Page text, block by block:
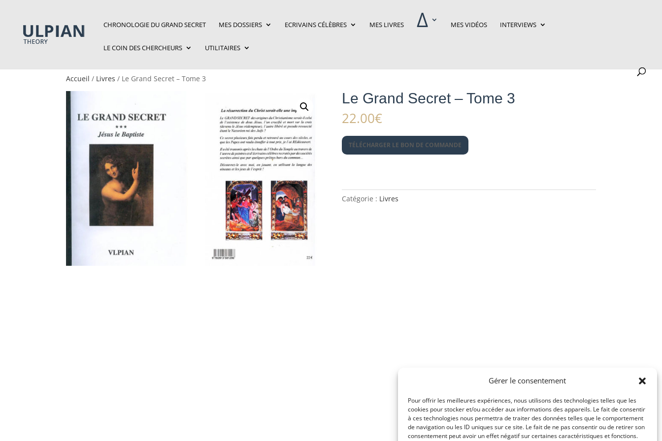
Gérer le consentement
Pour offrir les meilleures expériences, nous utilisons des technologies telles que les
cookies pour stocker et/ou accéder aux informations des appareils. Le fait de consentir
à ces technologies nous permettra de traiter des données telles que le comportement
de navigation ou les ID uniques sur ce site. Le fait de ne pas consentir ou de retirer son
consentement peut avoir un effet négatif sur certaines caractéristiques et fonctions.
CHRONOLOGIE DU GRAND SECRET MES DOSSIERS ECRIVAINS CÉLÈBRES MES LIVRES ‎Δ MES VIDÉOS INTERVIEWS
LE COIN DES CHERCHEURS UTILITAIRES
Accueil / Livres / Le Grand Secret – Tome 3
Le Grand Secret – Tome 3
22.00€
TÉLÉCHARGER LE BON DE COMMANDE
Catégorie : Livres